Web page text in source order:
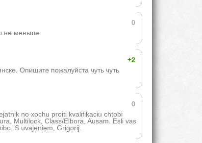
0
не меньше.
+2
Опишите пожалуйста чуть чуть
0
no xochu proiti kvalifikaciu chtobi
Multilock, Class/Elbora, Ausam. Esli vas
S uvajeniem, Grigorij.